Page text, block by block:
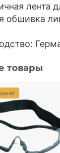
лента
обшивка
товары